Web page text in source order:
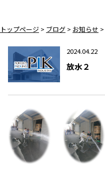
トップページ > ブログ > お知らせ >
2024.04.22
放水２